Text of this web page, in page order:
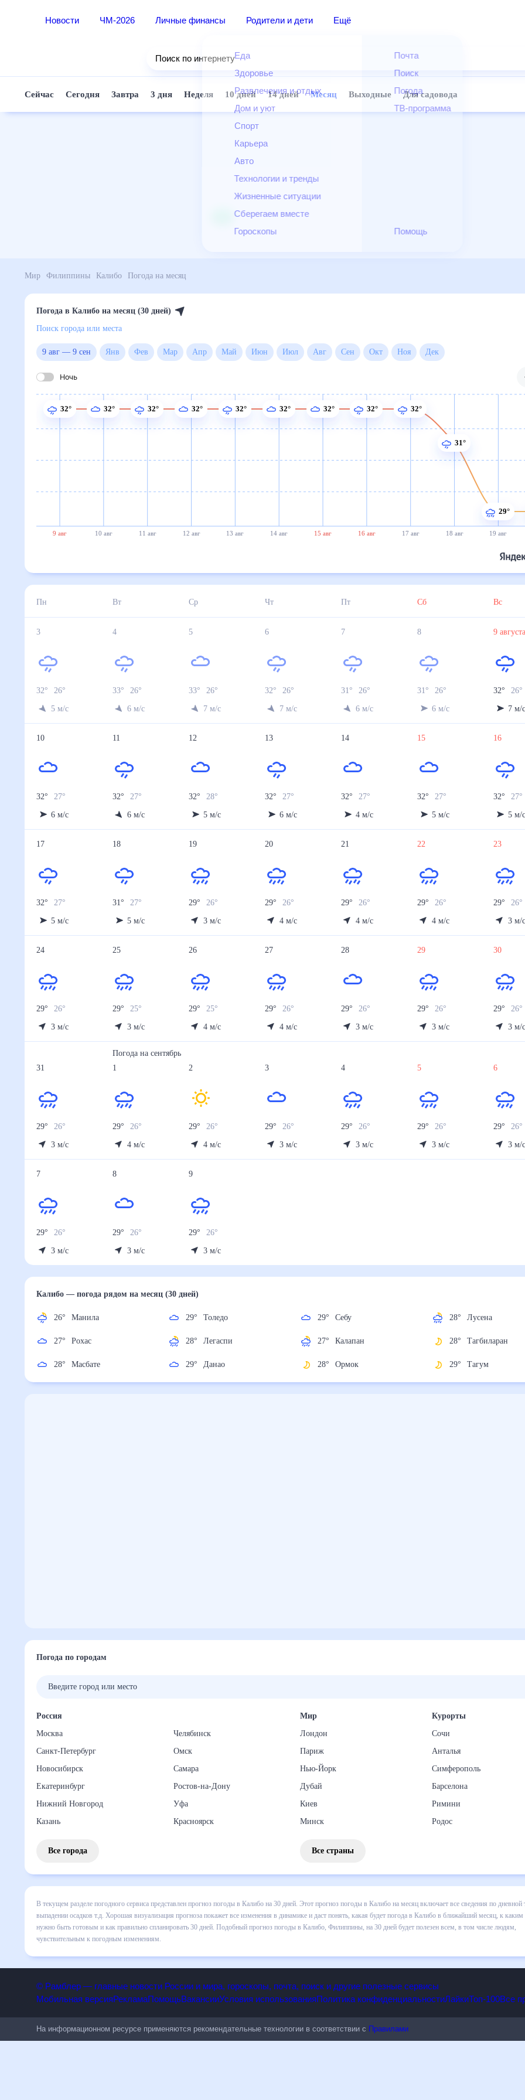
Новости ЧМ-2026 Личные финансы Родители и дети Ещё
Еда
Здоровье
Развлечения и отдых
Дом и уют
Спорт
Карьера
Авто
Технологии и тренды
Жизненные ситуации
Сберегаем вместе
Гороскопы
Почта
Поиск
Погода
ТВ-программа
Помощь
Поиск по интернету
Сейчас Сегодня Завтра 3 дня Неделя 10 дней 14 дней Месяц Выходные Для садовода
Мир Филиппины Калибо Погода на месяц
Погода в Калибо на месяц (30 дней)
Поиск города или места
9 авг— 9 сен Янв Фев Мар Апр Май Июн Июл Авг Сен Окт Ноя
Ночь
9 авг 10 авг 11 авг 12 авг 13 авг 14 авг 15 авг 16 авг 17 авг 18 авг 19 авг
32° 32° 32° 32° 32° 32° 32° 32° 32°
31°
29°
Пн Вт Ср Чт Пт Сб Вс
3
32° 26
5 м/с
4
33° 26
6 м/с
5
33° 26
7 м/с
6
32° 26
7 м/с
7
31° 26°
6 м/с
8
31° 26°
6 м/с
9
32° 26
7 м/
10
32° 27°
6 м/с
11
32° 27°
6 м/с
12
32° 28
5 м/с
13
32° 27°
6 м/с
14
32° 27°
4 м/с
15
32° 27°
5 м/с
16
32° 27°
5 м/
17
32° 27°
5 м/с
18
31° 27°
5 м/с
19
29° 26
3 м/с
20
29° 26
4 м/с
21
29° 26
4 м/с
22
29° 26
4 м/с
23
29° 26
3 м/
24
29° 26
3 м/с
25
29° 25
3 м/с
26
29° 25
4 м/с
27
29° 26
4 м/с
28
29° 26
3 м/с
29
29° 26
3 м/с
30
29° 26
3 м/
31
29° 26
3 м/с
Погода насентябрь
1
29° 26
4 м/с
2
29° 26
4 м/с
3
29° 26
3 м/с
4
29° 26
3 м/с
5
29° 26
3 м/с
6
29° 26
3 м/
7
29° 26
3 м/с
8
29° 26
3 м/с
9
29° 26
3 м/с
Калибо— погода рядомна месяц (30 дней)
26° Манила
27° Рохас
28° Масбате
29° Толедо
28° Легаспи
29° Данао
29° Себу
27° Калапан
28° Ормок
28° Лусена
28° Тагбиларан
29° Тагум
Погода по городам
Россия
Москва
Санкт-Петербург
Новосибирск
Екатеринбург
Нижний Новгород
Казань
Челябинск
Омск
Самара
Ростов-на-Дону
Уфа
Красноярск
Все города
Мир
Лондон
Париж
Нью-Йорк
Дубай
Киев
Минск
Курорты
Сочи
Анталья
Симферополь
Барселона
Римини
Родос
Все страны
В текущем разделе погодного сервиса представлен прогноз погоды в Калибо на 30 дней. Этот прогноз погоды в Калибо на
включает все сведения по дневной температуре , выпадении осадков т.д. Хорошая визуализация прогноза покажет все
динамике и даст понять, какая будет погода в Калибо в ближайший месяц, к каким изменениям нужно быть готовым и как
спланировать 30 дней. Подобный прогноз погоды в Калибо, Филиппины, на 30 дней будет полезен всем, в том числе людям,
© Рамблер — главные новости России и мира, гороскопы, почта, поиск и другие полезные сервисы
На информационном ресурсе применяются рекомендательные технологии в соответствии сПравилами